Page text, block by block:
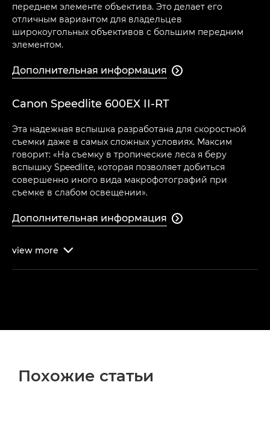
переднем элементе объектива. Это делает его
отличным вариантом для владельцев
широкоугольных объективов с большим передним
элементом.
Дополнительная информация 
Canon Speedlite 600EX II-RT
Эта надежная вспышка разработана для скоростной
съемки даже в самых сложных условиях. Максим
говорит: «На съемку в тропические леса я беру
вспышку Speedlite, которая позволяет добиться
совершенно иного вида макрофотографий при
съемке в слабом освещении».
Дополнительная информация 
view more 
Похожие статьи